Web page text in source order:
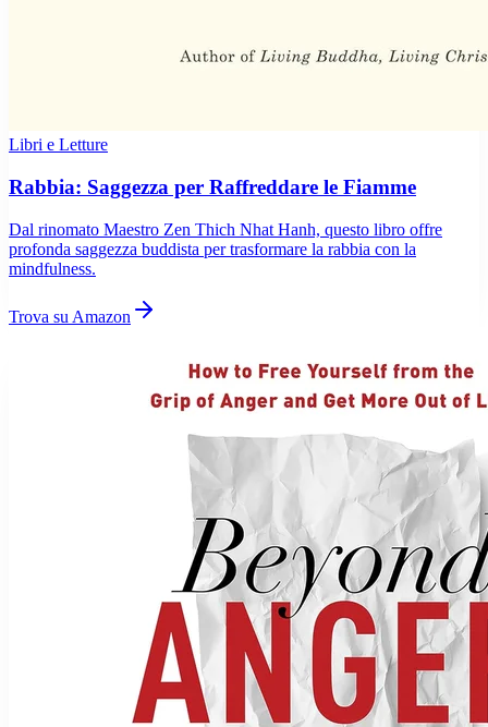
Libri e Letture
Rabbia: Saggezza per Raffreddare le Fiamme
Dal rinomato Maestro Zen Thich Nhat Hanh, questo libro offre
profonda saggezza buddista per trasformare la rabbia con la
mindfulness.
Trova su Amazon